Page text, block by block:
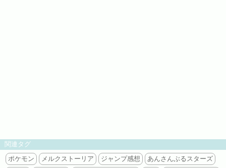
関連タグ
ポケモン
メルクストーリア ジャンプ感想
あんさんぶるスターズ